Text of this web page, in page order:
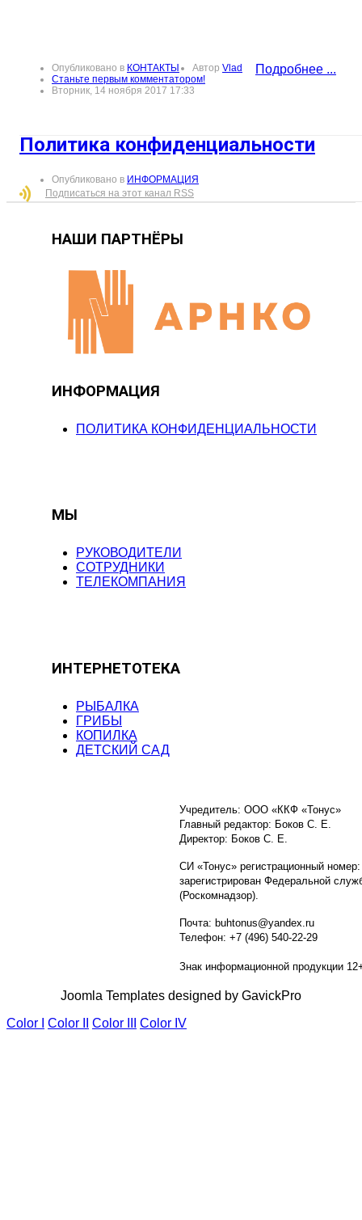
Опубликовано в КОНТАКТЫ Автор Vlad
Станьте первым комментатором!
Вторник, 14 ноября 2017 17:33
Подробнее ...
Политика конфиденциальности
Опубликовано в ИНФОРМАЦИЯ
Подписаться на этот канал RSS
НАШИ ПАРТНЁРЫ
ИНФОРМАЦИЯ
ПОЛИТИКА КОНФИДЕНЦИАЛЬНОСТИ
МЫ
РУКОВОДИТЕЛИ
СОТРУДНИКИ
ТЕЛЕКОМПАНИЯ
ИНТЕРНЕТОТЕКА
РЫБАЛКА
ГРИБЫ
КОПИЛКА
ДЕТСКИЙ САД
Учредитель: ООО «ККФ «Тонус»
Главный редактор: Боков С. Е.
Директор: Боков С. Е.
СИ «Тонус» регистрационный
зарегистрирован Федеральной
(Роскомнадзор).
Почта: buhtonus@yandex.ru
Телефон: +7 (496) 540-22-29
Знак информационной продукции
Joomla Templates designed by GavickPro
Color I
Color II Color III Color IV